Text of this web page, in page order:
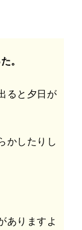
。
ると夕日が
かしたりし
ありますよ